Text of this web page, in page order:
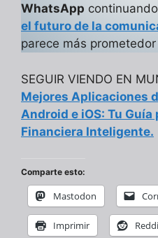
WhatsApp
el futuro de la
parece más
SEGUIR VIENDO EN
Mejores Aplicaciones
Android e iOS: Tu
Financiera Inteligente.
Comparte esto:
Mastodon
Imprimir